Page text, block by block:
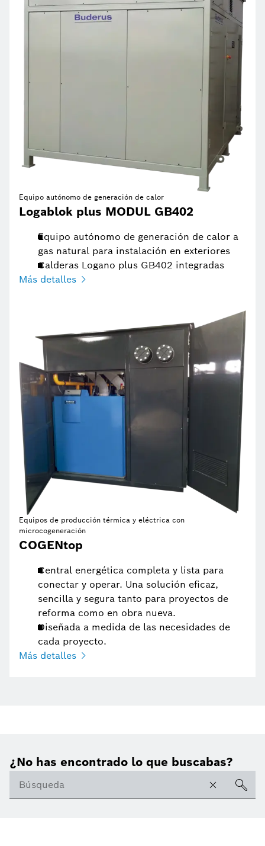
Equipo autónomo de generación de calor
Logablok plus MODUL GB402
Equipo autónomo de generación de calor a
gas natural para instalación en exteriores
Calderas Logano plus GB402 integradas
Más detalles
Equipos de producción térmica y eléctrica con
microcogeneración
COGENtop
Central energética completa y lista para
conectar y operar. Una solución eficaz,
sencilla y segura tanto para proyectos de
reforma como en obra nueva.
Diseñada a medida de las necesidades de
cada proyecto.
Más detalles
¿No has encontrado lo que buscabas?